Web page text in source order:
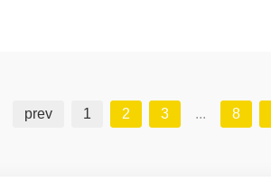
prev 1 2 3 ... 8